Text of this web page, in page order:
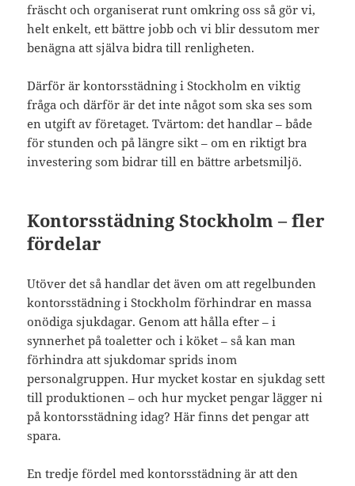
fräscht och organiserat runt omkring oss så gör vi,
helt enkelt, ett bättre jobb och vi blir dessutom mer
benägna att själva bidra till renligheten.
Därför är kontorsstädning i Stockholm en viktig
fråga och därför är det inte något som ska ses som
en utgift av företaget. Tvärtom: det handlar – både
för stunden och på längre sikt – om en riktigt bra
investering som bidrar till en bättre arbetsmiljö.
Kontorsstädning Stockholm – fler
fördelar
Utöver det så handlar det även om att regelbunden
kontorsstädning i Stockholm förhindrar en massa
onödiga sjukdagar. Genom att hålla efter – i
synnerhet på toaletter och i köket – så kan man
förhindra att sjukdomar sprids inom
personalgruppen. Hur mycket kostar en sjukdag sett
till produktionen – och hur mycket pengar lägger ni
på kontorsstädning idag? Här finns det pengar att
spara.
En tredje fördel med kontorsstädning är att den